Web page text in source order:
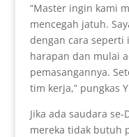
“Master ingin kami
mencegah jatuh.
dengan cara seperti
harapan dan mulai
pemasangannya.
tim kerja,” pungkas
Jika ada saudara
mereka tidak butuh